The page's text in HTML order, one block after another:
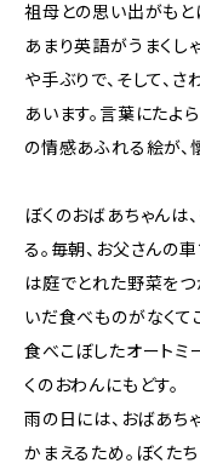
祖母との思い出がもと
あまり英語がうまくし
や手ぶりで、そして、
あいます。言葉にたよ
の情感あふれる絵が、
ぼくのおばあちゃんは
る。毎朝、お父さんの
は庭でとれた野菜をつ
いだ食べものがなくて
食べこぼしたオートミ
くのおわんにもどす。
雨の日には、おばあち
かまえるため。ぼくた